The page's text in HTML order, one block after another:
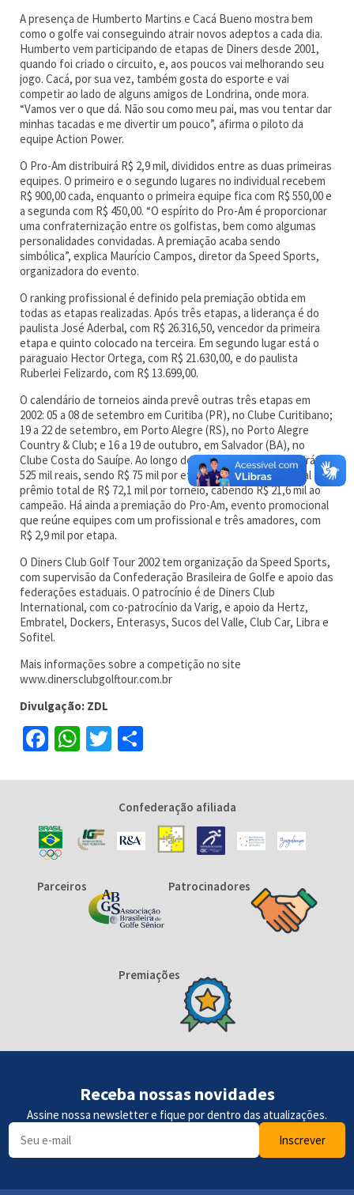
A presença de Humberto Martins e Cacá Bueno mostra bem
como o golfe vai conseguindo atrair novos adeptos a cada dia.
Humberto vem participando de etapas de Diners desde 2001,
quando foi criado o circuito, e, aos poucos vai melhorando seu
jogo. Cacá, por sua vez, também gosta do esporte e vai
competir ao lado de alguns amigos de Londrina, onde mora.
“Vamos ver o que dá. Não sou como meu pai, mas vou tentar dar
minhas tacadas e me divertir um pouco”, afirma o piloto da
equipe Action Power.
O Pro-Am distribuirá R$ 2,9 mil, divididos entre as duas primeiras
equipes. O primeiro e o segundo lugares no individual recebem
R$ 900,00 cada, enquanto o primeira equipe fica com R$ 550,00 e
a segunda com R$ 450,00. “O espírito do Pro-Am é proporcionar
uma confraternização entre os golfistas, bem como algumas
personalidades convidadas. A premiação acaba sendo
simbólica”, explica Maurício Campos, diretor da Speed Sports,
organizadora do evento.
O ranking profissional é definido pela premiação obtida em
todas as etapas realizadas. Após três etapas, a liderança é do
paulista José Aderbal, com R$ 26.316,50, vencedor da primeira
etapa e quinto colocado na terceira. Em segundo lugar está o
paraguaio Hector Ortega, com R$ 21.630,00, e do paulista
Ruberlei Felizardo, com R$ 13.699,00.
O calendário de torneios ainda prevê outras três etapas em
2002: 05 a 08 de setembro em Curitiba (PR), no Clube Curitibano;
19 a 22 de setembro, em Porto Alegre (RS), no Porto Alegre
Country & Club; e 16 a 19 de outubro, em Salvador (BA), no
Clube Costa do Sauípe. Ao longo do ano, o evento distribuirá
525 mil reais, sendo R$ 75 mil por etapa. A chave profissional tem
prêmio total de R$ 72,1 mil por torneio, cabendo R$ 21,6 mil ao
campeão. Há ainda a premiação do Pro-Am, evento promocional
que reúne equipes com um profissional e três amadores, com
R$ 2,9 mil por etapa.
O Diners Club Golf Tour 2002 tem organização da Speed Sports,
com supervisão da Confederação Brasileira de Golfe e apoio das
federações estaduais. O patrocínio é de Diners Club
International, com co-patrocínio da Varig, e apoio da Hertz,
Embratel, Dockers, Enterasys, Sucos del Valle, Club Car, Libra e
Sofitel.
Mais informações sobre a competição no site
www.dinersclubgolftour.com.br
Divulgação: ZDL
Facebook
WhatsApp
Twitter
Confederação afiliada
Parceiros Patrocinadores
Premiações
Receba nossas novidades
Assine nossa newsletter e fique por dentro das atualizações.
Inscrever